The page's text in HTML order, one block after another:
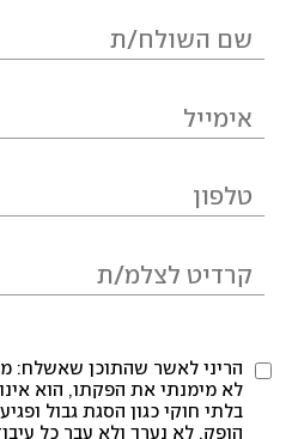
הריני לאשר שהתוכן שאשלח:
לא מימנתי את הפקתו, הוא
בלתי חוקי כגון הסגת גבול
הופק, לא נערך ולא עבר כל